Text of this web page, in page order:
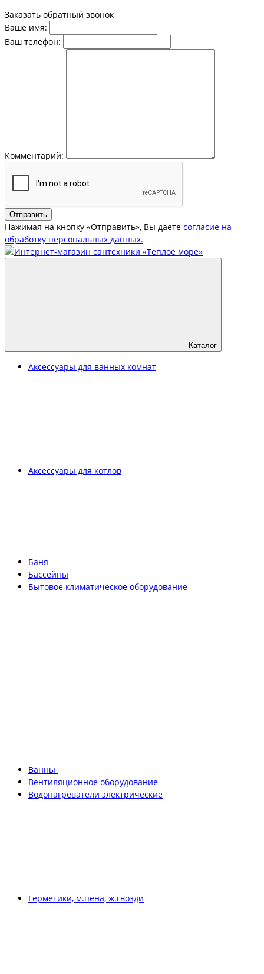
Заказать обратный звонок
Ваше имя:
Ваш телефон:
Комментарий:
Отправить
Нажимая на кнопку «Отправить», Вы даете согласие на
обработку персональных данных.
Каталог
Аксессуары для ванных комнат
Аксессуары для котлов
Баня
Бассейны
Бытовое климатическое оборудование
Ванны
Вентиляционное оборудование
Водонагреватели электрические
Герметики, м.пена, ж.гвозди